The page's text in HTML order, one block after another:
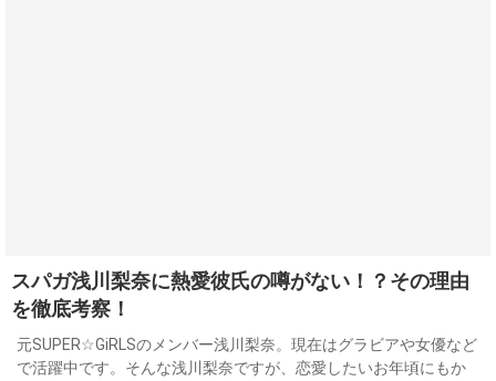
スパガ浅川梨奈に熱愛彼氏の噂がない！？その理由
を徹底考察！
元SUPER☆GiRLSのメンバー浅川梨奈。現在はグラビアや女優など
で活躍中です。そんな浅川梨奈ですが、恋愛したいお年頃にもか